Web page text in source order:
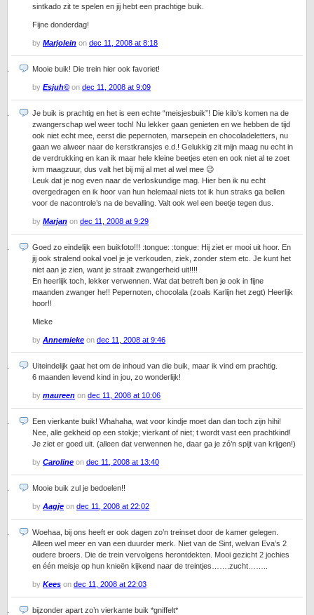
sintkado zit te spelen en jij hebt een prachtige buik.
Fijne donderdag!
by Marjolein on dec 11, 2008 at 8:18
Mooie buik! Die trein hier ook favoriet!
by Esjuh© on dec 11, 2008 at 9:09
Je buik is prachtig en het is een echte “meisjesbuik”! Die kilo’s komen na de
zwangerschap wel weer toch! Nu lekker gaan genieten en we hebben de tijd
ook niet echt mee, eerst die pepernoten, marsepein en chocoladeletters, nu
gaan we alweer naar de kerstkransjes e.d.! Gelukkig zit mijn maag nu echt in
de verdrukking en kan ik maar hele kleine beetjes eten en ook niet al te zoet
ivm maagzuur, dus valt het bij mij al met al wel mee 😉
Leuk dat je nog even naar de verloskundige mag. Hier ben ik nu echt
overgedragen en ik hoor van hun helemaal niets tot ik hun straks ga bellen
voor de nacontrole’s na de bevalling. Valt ook wel een beetje tegen dus.
by Marjan on dec 11, 2008 at 9:29
Goed zo eindelijk een buikfoto!!! :tongue: :tongue: Hij ziet er mooi uit hoor. En
jij ook stralend ookal voel je je verkouden, ziek, zonder stem etc. Je kunt het
niet aan je zien, want je straalt zwangerheid uit!!!!
En heerlijk toch, lekker verwennen. Wat dat betreft ben je ook in fijne
maanden zwanger he!! Pepernoten, chocolala (zoals Karlijn het zegt) Heerlijk
hoor!!
Mieke
by Annemieke on dec 11, 2008 at 9:46
Uiteindelijk gaat het om de inhoud van die buik, maar ik vind em prachtig.
6 maanden levend kind in jou, zo wonderlijk!
by maureen on dec 11, 2008 at 10:06
Een vierkante buik! Whahaha, wat voor kindje moet dan dan toch zijn hihi!
Nee, alle gekheid op een stokje; vierkant of niet; t wordt vast een prachtkind!
Je ziet er goed uit. (alleen dat verwennen he, daar ga je zó’n spijt van krijgen!)
by Caroline on dec 11, 2008 at 13:40
Mooie buik zul je bedoelen!!
by Aagje on dec 11, 2008 at 22:02
Woehaa, bij ons heeft er ook dagen zo’n treinset door de kamer gelegen.
Alleen wel meer en van een duurder merk. Niet van de Sint, welvan Eva’s 2
oudere broers. Die de trein vervolgens herontdekten. Mooi gezicht 2 jochies
en één meisje op hun knieën kijkend naar de treintjes…….zucht……..
by Kees on dec 11, 2008 at 22:03
bijzonder apart zo’n vierkante buik *gniffelt*